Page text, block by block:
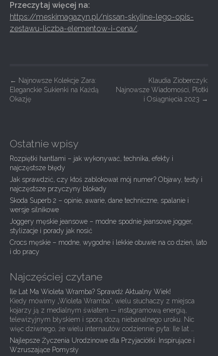
Przeczytaj więcej na:
https://meskimagazyn.pl/nissan-skyline-lego-opis-
zestawu-liczba-elementow-i-cena/.
P
o
n
a
v
i
g
a
t
i
o
← Najnowsze Kolekcje Zara:
Eleganckie Sukienki na Każdą
Okazję
Klaudia Zioberczyk:
Najnowsze Wiadomości, Plotki
i Osiągnięcia 2023 →
Ostatnie wpisy
Rozpiętki hantlami – jak wykonywać, technika, efekty i
najczęstsze błędy
Jak sprawdzić, czy ktoś zablokował mój numer? Objawy, testy i
najczęstsze przyczyny blokady
Skoda Superb 2 – opinie, awarie, dane techniczne, spalanie i
wersje silnikowe
Joggery męskie jeansowe – modne spodnie jeansowe jogger,
stylizacje i porady jak nosić
Crocs męskie – modne, wygodne i lekkie obuwie na co dzień, lato
i do pracy
Najczęściej czytane
Ile Lat Ma Wioleta Wramba? Sprawdź Aktualny Wiek!
Kiedy mówimy „Wioleta Wramba”, wielu słuchaczy z miejsca
kojarzy ją z medialnym światem — instagramową energią,
telewizyjnym błyskiem i sporą dozą niebanalnego uroku. Nic
więc dziwnego, że wielu internautów codziennie pyta: Ile lat …
Najlepsze Życzenia Urodzinowe dla Przyjaciółki: Inspirujące i
Wzruszające Pomysły